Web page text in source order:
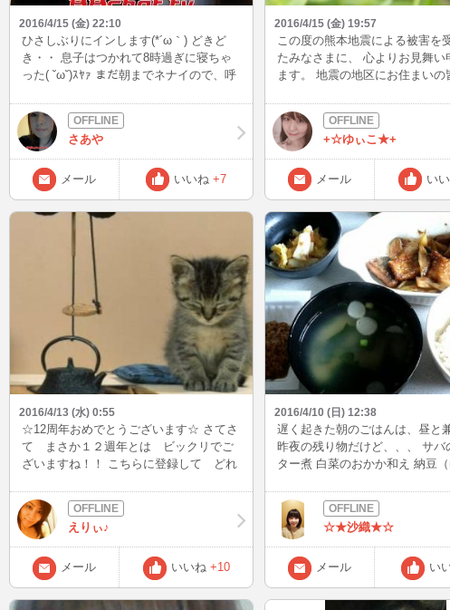
2016/4/15 (金) 22:10
ひさしぶりにインします(*´ω｀) どきど
き・・ 息子はつかれて8時過ぎに寝ちゃ
った( ˘ω˘)ｽﾔｧ まだ朝までネナイので、呼
さあや
メール いいね +7
2016/4/15 (金) 19:57
この度の熊本地震による被害を
たみなさまに、 心よりお見舞い
ます。 地震の地区にお住まいの
のでどうぞ お気をつけ下さい。
被害が出ませんよう祈ってます
常の生活が送れる事は本当に あ
ことですね。
+☆ゆぃこ★+
メール い
2016/4/13 (水) 0:55
☆12周年おめでとうございます☆ さてさ
て まさか１２週年とは ビックリでご
ざいますね！！ こちらに登録して どれ
方とお話をさせて頂き本当に嬉しいで
す。 ずーっと 長い間 お話してくださ
っている方も 新しい方も 皆々
様！！！！！ 数あるサイトの中の しか
も 美人だらけのサイトの中で こんなえ
りぃに出会って下さって本当にありがと
うございます。 お話の話題は 十人十
えりぃ♪
メール いいね +10
2016/4/10 (日) 12:38
遅く起きた朝のごはんは、昼と
昨夜の残り物だけど、、、 サバ
ター煮 白菜のおかか和え 納豆
麦ごはん 健康的に感じる、、
に起きたけど。
☆★沙織★☆
メール い